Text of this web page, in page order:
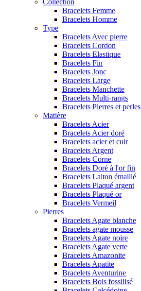
Collection
Bracelets Femme
Bracelets Homme
Type
Bracelets Avec pierre
Bracelets Cordon
Bracelets Elastique
Bracelets Fin
Bracelets Jonc
Bracelets Large
Bracelets Manchette
Bracelets Multi-rangs
Bracelets Pierres et perles
Matière
Bracelets Acier
Bracelets Acier doré
Bracelets acier et cuir
Bracelets Argent
Bracelets Corne
Bracelets Doré à l'or fin
Bracelets Laiton émaillé
Bracelets Plaqué argent
Bracelets Plaqué or
Bracelets Vermeil
Pierres
Bracelets Agate blanche
Bracelets agate mousse
Bracelets Agate noire
Bracelets Agate verte
Bracelets Amazonite
Bracelets Apatite
Bracelets Aventurine
Bracelets Bois fossilisé